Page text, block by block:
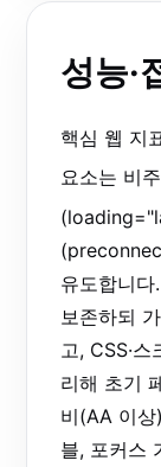
성능·
핵심 웹 지
요소는 비
유도합니
보존하되
고, CSS·스
리해 초기
비(AA 이
블, 포커스